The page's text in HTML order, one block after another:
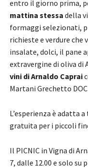
entro il giorno prima,
mattina stessa della
formaggi selezionati,
richieste e verdure che
insalate, dolci, il pane
extravergine di oliva di
vini di Arnaldo Caprai
Martani Grechetto
L’esperienza è adatta
gratuita per i piccoli
Il PICNIC in Vigna di
7, dalle 12.00 e solo su